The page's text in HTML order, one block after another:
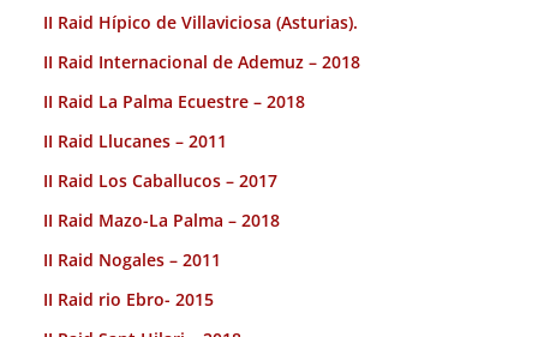
II Raid Hípico de Villaviciosa (Asturias).
II Raid Internacional de Ademuz – 2018
II Raid La Palma Ecuestre – 2018
II Raid Llucanes – 2011
II Raid Los Caballucos – 2017
II Raid Mazo-La Palma – 2018
II Raid Nogales – 2011
II Raid rio Ebro- 2015